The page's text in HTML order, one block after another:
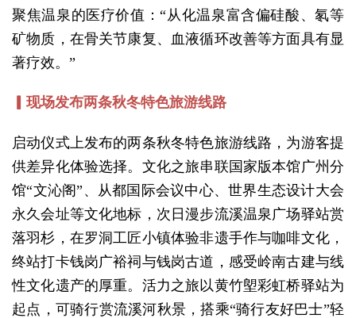
聚焦温泉的医疗价值：“从化温泉富含偏硅酸、氡等
矿物质，在骨关节康复、血液循环改善等方面具有显
著疗效。”
▎现场发布两条秋冬特色旅游线路
启动仪式上发布的两条秋冬特色旅游线路，为游客提
供差异化体验选择。文化之旅串联国家版本馆广州分
馆“文沁阁”、从都国际会议中心、世界生态设计大会
永久会址等文化地标，次日漫步流溪温泉广场驿站赏
落羽杉，在罗洞工匠小镇体验非遗手作与咖啡文化，
终站打卡钱岗广裕祠与钱岗古道，感受岭南古建与线
性文化遗产的厚重。活力之旅以黄竹塱彩虹桥驿站为
起点，可骑行赏流溪河秋景，搭乘“骑行友好巴士”轻